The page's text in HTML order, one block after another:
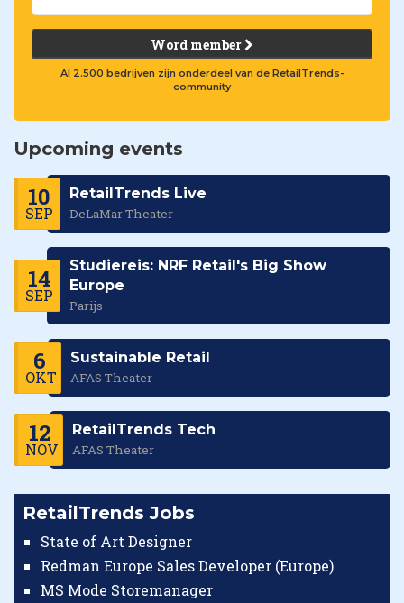
Word member
Al 2.500 bedrijven zijn onderdeel van de RetailTrends-
community
Upcoming events
10
SEP
RetailTrends Live
DeLaMar Theater
14
SEP
Studiereis: NRF Retail's Big Show
Europe
Parijs
6
OKT
Sustainable Retail
AFAS Theater
12
NOV
RetailTrends Tech
AFAS Theater
RetailTrends Jobs
State of Art Designer
Redman Europe Sales Developer (Europe)
MS Mode Storemanager